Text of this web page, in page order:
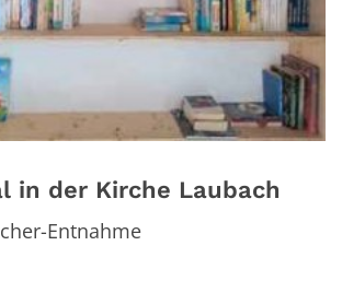
in der Kirche Laubach
Entnahme